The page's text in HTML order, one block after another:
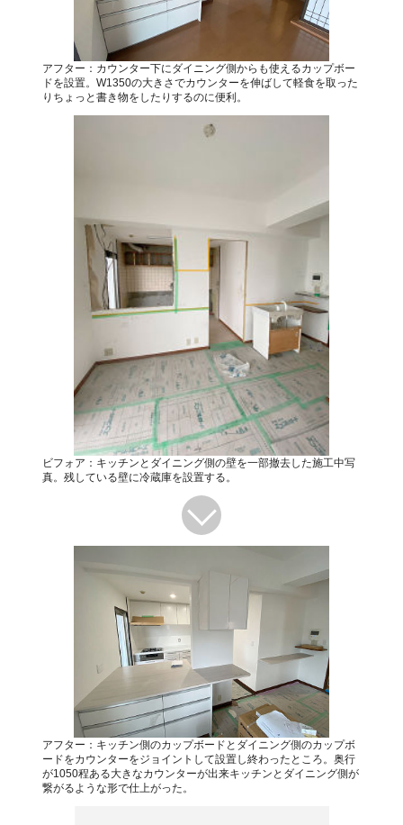
アフター：カウンター下にダイニング側からも使えるカップボー
ドを設置。W1350の大きさでカウンターを伸ばして軽食を取った
りちょっと書き物をしたりするのに便利。
ビフォア：キッチンとダイニング側の壁を一部撤去した施工中写
真。残している壁に冷蔵庫を設置する。
アフター：キッチン側のカップボードとダイニング側のカップボ
ードをカウンターをジョイントして設置し終わったところ。奥行
が1050程ある大きなカウンターが出来キッチンとダイニング側が
繋がるような形で仕上がった。